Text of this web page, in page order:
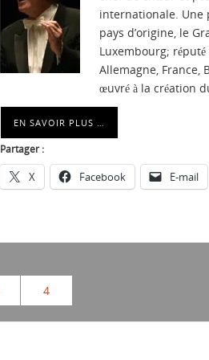
internationale. Une
pays d’origine, le
Luxembourg;
Allemagne, France,
œuvré à la création
EN SAVOIR PLUS …
Partager :
X Facebook E-mail
4